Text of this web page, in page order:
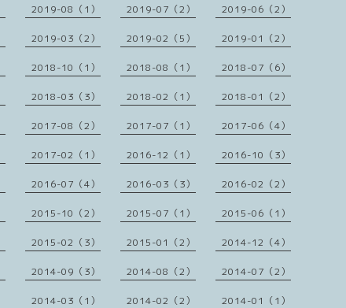
2019-08（1） 2019-07（2） 2019-06（2）
2019-03（2） 2019-02（5） 2019-01（2）
2018-10（1） 2018-08（1） 2018-07（6）
2018-03（3） 2018-02（1） 2018-01（2）
2017-08（2） 2017-07（1） 2017-06（4）
2017-02（1） 2016-12（1） 2016-10（3）
2016-07（4） 2016-03（3） 2016-02（2）
2015-10（2） 2015-07（1） 2015-06（1）
2015-02（3） 2015-01（2） 2014-12（4）
2014-09（3） 2014-08（2） 2014-07（2）
2014-03（1） 2014-02（2） 2014-01（1）